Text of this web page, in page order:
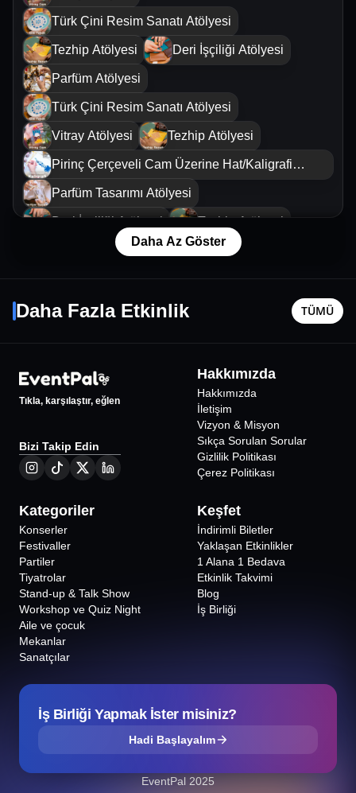
Türk Çini Resim Sanatı Atölyesi
Tezhip Atölyesi Deri İşçiliği Atölyesi
Parfüm Atölyesi
Türk Çini Resim Sanatı Atölyesi
Vitray Atölyesi Tezhip Atölyesi
Pirinç Çerçeveli Cam Üzerine Hat/Kaligrafi
Parfüm Tasarımı Atölyesi
Deri İşçiliği Atölyesi Tezhip Atölyesi
Çikolata Yapım Atölyesi
Çikolata Yapım Atölyesi Parfüm Atölyesi
Daha Az Göster
Daha Fazla Etkinlik TÜMÜ
İstanbul
Ataköy Marina Açık Hava Sahnesi
22
İstanbul
Tıkla, karşılaştır, eğlen
Bizi Takip Edin
Hakkımızda
Hakkımızda
İletişim
Vizyon & Misyon
Sıkça Sorulan Sorular
Gizlilik Politikası
Çerez Politikası
Kategoriler
Konserler
Festivaller
Partiler
Tiyatrolar
Stand-up & Talk Show
Workshop ve Quiz Night
Aile ve çocuk
Mekanlar
Sanatçılar
Keşfet
İndirimli Biletler
Yaklaşan Etkinlikler
1 Alana 1 Bedava
Etkinlik Takvimi
Blog
İş Birliği
İş Birliği Yapmak İster misiniz?
Hadi Başlayalım
EventPal 2025